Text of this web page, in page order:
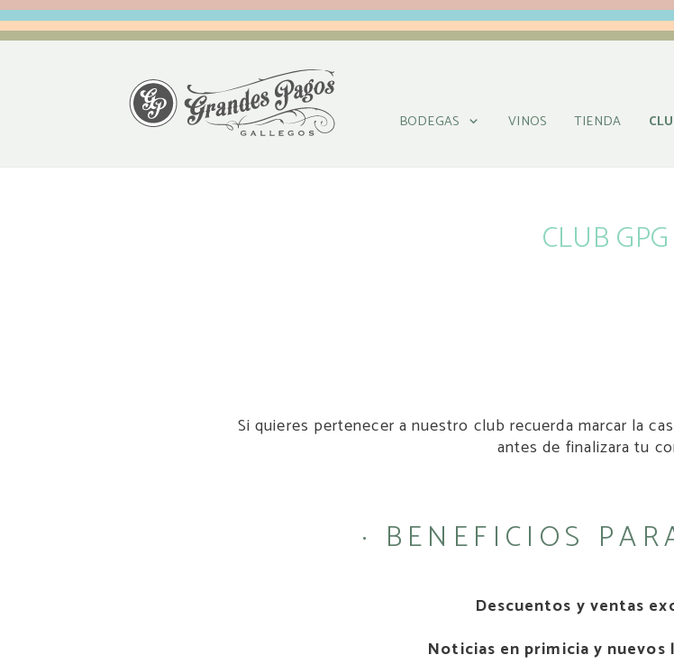
BODEGAS VINOS TIENDA
CLUB GPG
Si quieres pertenecer a nuestro club recuerda marcar la
antes de finalizara tu
· BENEFICIOS
Descuentos y ventas
Noticias en primicia y nuevos